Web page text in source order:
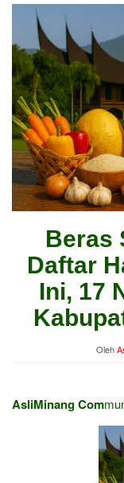
Beras
Daftar
Ini, 17
Oleh
AsliMinang Com